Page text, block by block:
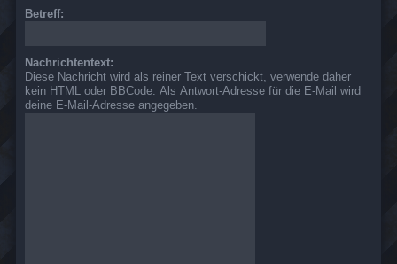
Betreff:
Nachrichtentext:
Diese Nachricht wird als reiner Text verschickt, verwende daher
kein HTML oder BBCode. Als Antwort-Adresse für die E-Mail wird
deine E-Mail-Adresse angegeben.